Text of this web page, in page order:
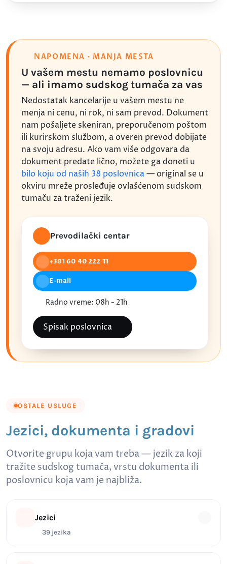
NAPOMENA · MANJA MESTA
U vašem mestu nemamo poslovnicu
— ali imamo sudskog tumača za vas
Nedostatak kancelarije u vašem mestu ne
menja ni cenu, ni rok, ni sam prevod. Dokument
nam pošaljete skeniran, preporučenom poštom
ili kurirskom službom, a overen prevod dobijate
na svoju adresu. Ako vam više odgovara da
dokument predate lično, možete ga doneti u
bilo koju od naših 38 poslovnica— original se u
okviru mreže prosleđuje ovlašćenom sudskom
tumaču za traženi jezik.
Prevodilački centar
+381 60 40 222 11
E-mail
Radno vreme: 08h - 21h
Spisak poslovnica
OSTALE USLUGE
Jezici, dokumenta i gradovi
Otvorite grupu koja vam treba — jezik za koji
tražite sudskog tumača, vrstu dokumenta ili
poslovnicu koja vam je najbliža.
Jezici
39 jezika